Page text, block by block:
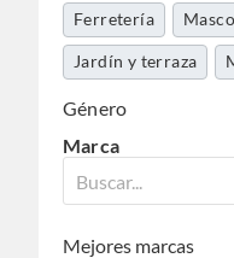
Ferretería
Jardín y terraza
Belleza, higiene y
Música y
Dormitorio
Género
Marca
Mejores marcas